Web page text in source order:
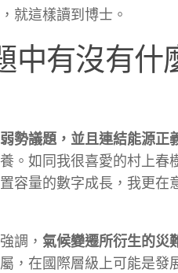
就這樣讀到博士。
中有沒有什
勢議題，並且連結能源正
。如同我很喜愛的村上春
容量的數字成長，我更在
調， 氣候變遷所衍生的災
，在國際層級上可能是發